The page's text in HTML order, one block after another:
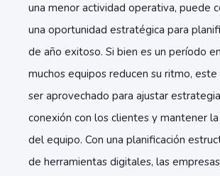
una menor actividad operativa, puede
una oportunidad estratégica para
de año exitoso. Si bien es un período
muchos equipos reducen su ritmo,
ser aprovechado para ajustar
conexión con los clientes y mantener
del equipo. Con una planificación
de herramientas digitales, las